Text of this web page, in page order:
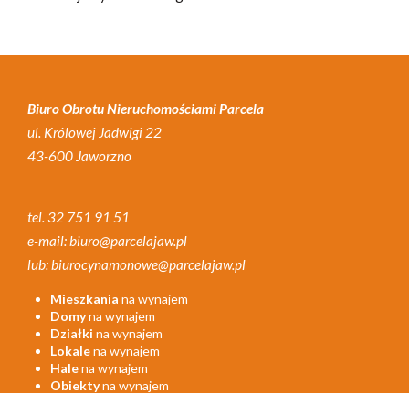
Biuro Obrotu Nieruchomościami Parcela
ul. Królowej Jadwigi 22
43-600 Jaworzno
tel. 32 751 91 51
e-mail: biuro@parcelajaw.pl
lub: biurocynamonowe@parcelajaw.pl
Mieszkania na wynajem
Domyna wynajem
Działki na wynajem
Lokalena wynajem
Halena wynajem
Obiektyna wynajem